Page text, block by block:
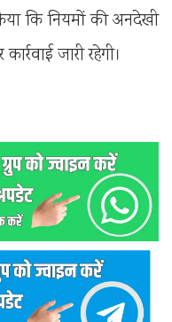
कि नियमों की अनदेखी
जारी रहेगी।